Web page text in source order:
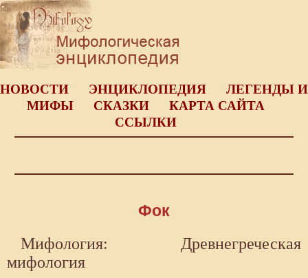
НОВОСТИ ЭНЦИКЛОПЕДИЯ
ЛЕГЕНДЫ И
МИФЫ
СКАЗКИ
КАРТА САЙТА
ССЫЛКИ
Фок
Мифология: Древнегреческая
мифология